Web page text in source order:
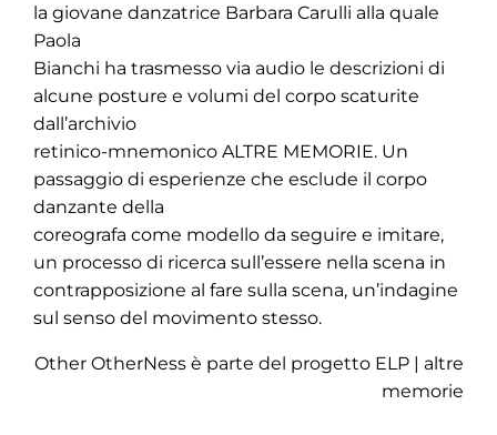
la giovane danzatrice Barbara Carulli alla quale
Paola
Bianchi ha trasmesso via audio le descrizioni di
alcune posture e volumi del corpo scaturite
dall’archivio
retinico-mnemonico ALTRE MEMORIE. Un
passaggio di esperienze che esclude il corpo
danzante della
coreografa come modello da seguire e imitare,
un processo di ricerca sull’essere nella scena in
contrapposizione al fare sulla scena, un’indagine
sul senso del movimento stesso.
Other OtherNess è parte del progetto ELP | altre
memorie